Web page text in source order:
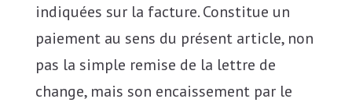
indiquées sur la facture. Constitue un
paiement au sens du présent article, non
pas la simple remise de la lettre de
change, mais son encaissement par le